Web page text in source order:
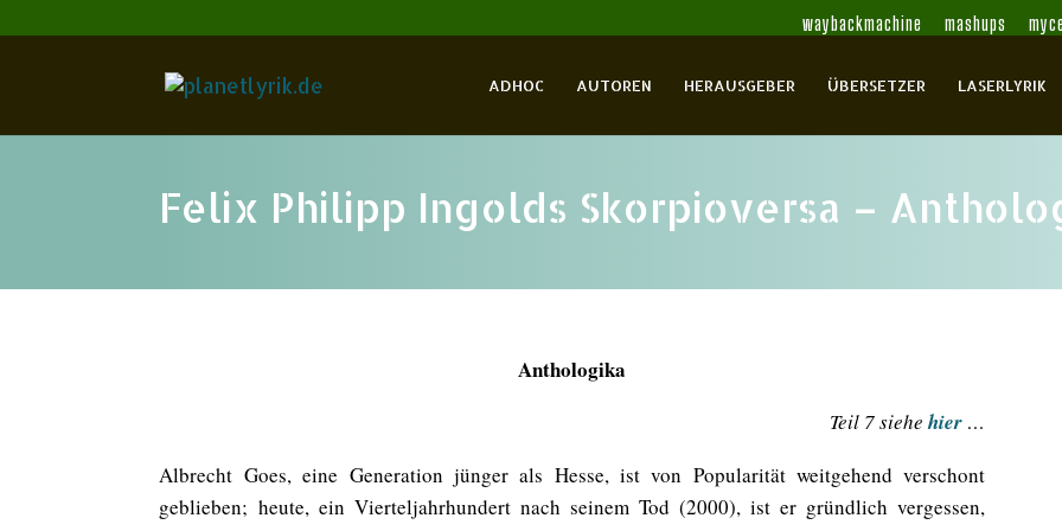
waybackmachine mashups
ADHOC AUTOREN HERAUSGEBER ÜBERSETZER LASERLYRIK
Felix Philipp Ingolds Skorpioversa –
Anthologika
Teil 7 siehehier …
Albrecht Goes, eine Generation jünger als Hesse, ist von Popularität weitgehend verschont
geblieben; heute, ein Vierteljahrhundert nach seinem Tod (2000), ist er gründlich vergessen,